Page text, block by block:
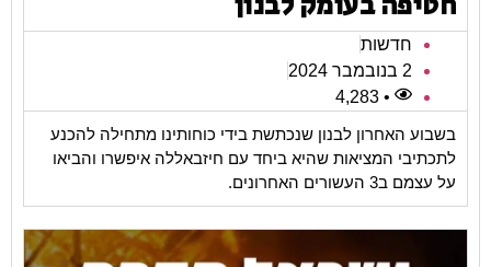
חדשות
2 בנובמבר 2024
• 4,283
בשבוע האחרון לבנון שנכתשת בידי כוחותינו מתחילה להכנע
לתכתיבי המציאות שהיא ביחד עם חיזבאללה איפשרו והביאו
על עצמם ב3 העשורים האחרונים.